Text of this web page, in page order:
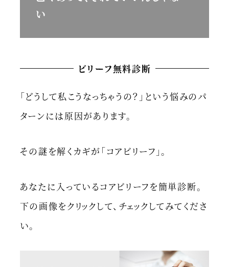
い
ビリーフ無料診断
「どうして私こうなっちゃうの？」という悩みのパ
ターンには原因があります。
その謎を解くカギが「コアビリーフ」。
あなたに入っているコアビリーフを簡単診断。
下の画像をクリックして、チェックしてみてくださ
い。